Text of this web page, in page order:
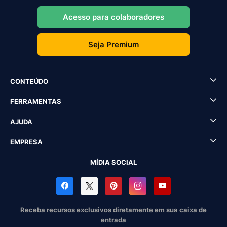
Acesso para colaboradores
Seja Premium
CONTEÚDO
FERRAMENTAS
AJUDA
EMPRESA
MÍDIA SOCIAL
Receba recursos exclusivos diretamente em sua caixa de
entrada